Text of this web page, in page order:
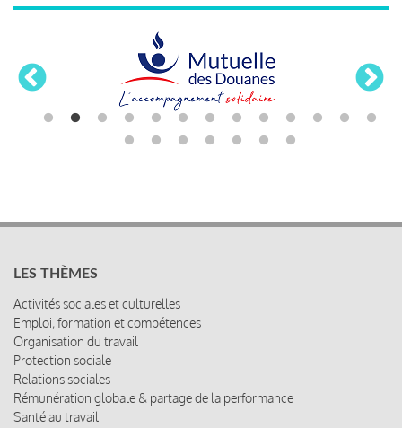
LES THÈMES
Activités sociales et culturelles
Emploi, formation et compétences
Organisation du travail
Protection sociale
Relations sociales
Rémunération globale & partage de la performance
Santé au travail